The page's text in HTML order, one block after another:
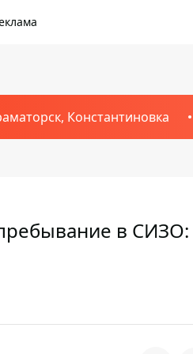
Константиновка
в СИЗО: